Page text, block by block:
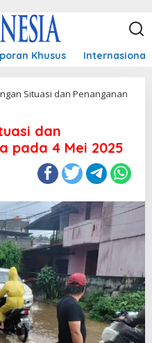
Khusus Internasional
Situasi dan Penanganan
dan
pada 4 Mei 2025